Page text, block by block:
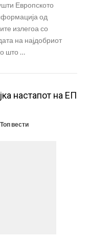
Европското
од
излегоа со
на најдобриот
што …
настапот на ЕП
Топ вести